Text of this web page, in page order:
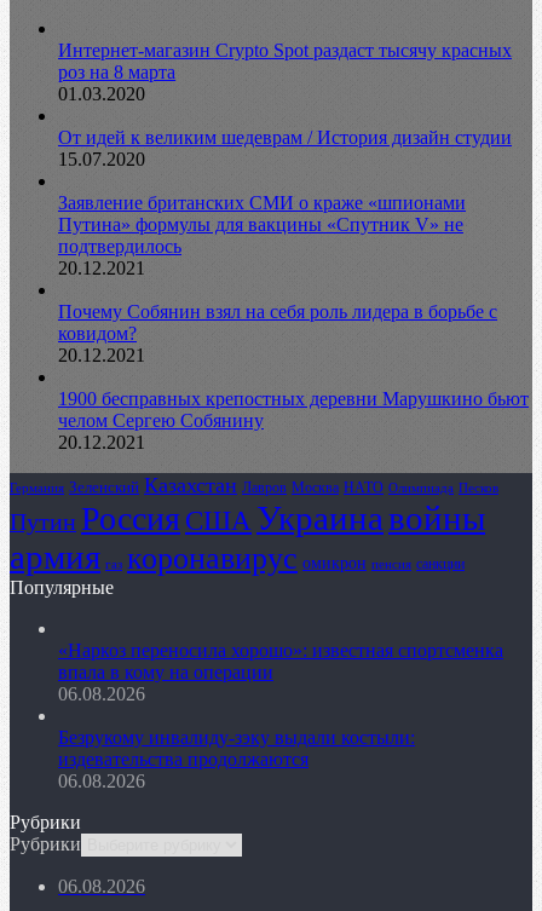
Интернет-магазин Crypto Spot раздаст тысячу красных
роз на 8 марта
01.03.2020
От идей к великим шедеврам / История дизайн студии
15.07.2020
Заявление британских СМИ о краже «шпионами
Путина» формулы для вакцины «Спутник V» не
подтвердилось
20.12.2021
Почему Собянин взял на себя роль лидера в борьбе с
ковидом?
20.12.2021
1900 бесправных крепостных деревни Марушкино бьют
челом Сергею Собянину
20.12.2021
Германия Зеленский Казахстан Лавров Москва НАТО Олимпиада Песков
Путин РоссияСШАУкраинавойны
армия газ коронавирус омикрон пенсия санкции
Популярные
«Наркоз переносила хорошо»: известная спортсменка
впала в кому на операции
06.08.2026
Безрукому инвалиду-зэку выдали костыли:
издевательства продолжаются
06.08.2026
Рубрики
Рубрики
06.08.2026